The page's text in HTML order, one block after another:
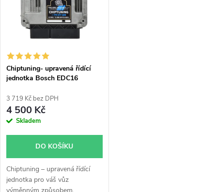
Chiptuning- upravená řídící
jednotka Bosch EDC16
3 719 Kč bez DPH
4 500 Kč
Skladem
DO KOŠÍKU
Chiptuning – upravená řídící
jednotka pro váš vůz